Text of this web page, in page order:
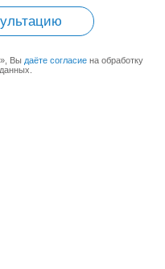
Вы даёте согласие на обработку